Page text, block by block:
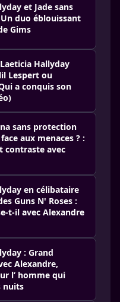
et Jade sans
duo éblouissant
Gims
Hallyday
Lespert ou
a conquis son
sans protection
aux menaces ? :
contraste avec
en célibataire
Guns N' Roses :
t-il avec Alexandre
: Grand
Alexandre,
l’ homme qui
nuits